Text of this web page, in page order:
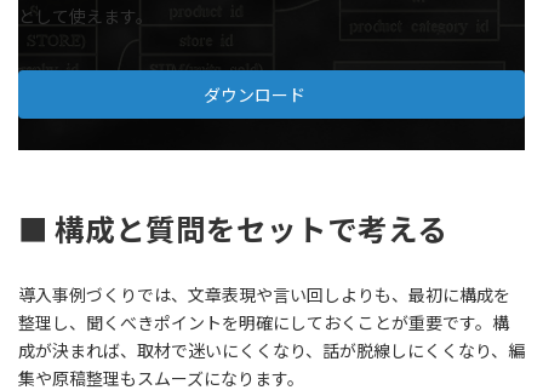
として使えます。
ダウンロード
■ 構成と質問をセットで考える
導入事例づくりでは、文章表現や言い回しよりも、最初に構成を
整理し、聞くべきポイントを明確にしておくことが重要です。構
成が決まれば、取材で迷いにくくなり、話が脱線しにくくなり、編
集や原稿整理もスムーズになります。